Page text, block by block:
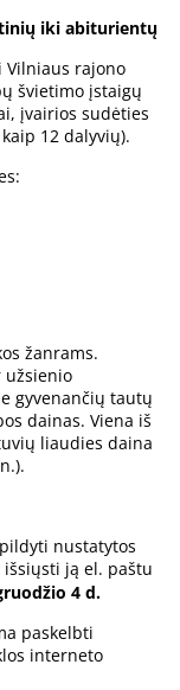
iki abiturientų
Vilniaus rajono
švietimo įstaigų
įvairios sudėties
12 dalyvių).
žanrams.
gyvenančių tautų
dainas. Viena iš
liaudies daina
nustatytos
išsiųsti ją el. paštu
4 d.
paskelbti
interneto